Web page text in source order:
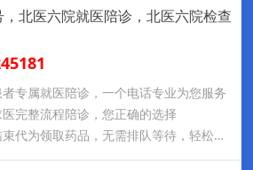
北医六院就医陪诊，北医六院检查
专属就医陪诊，一个电话专业为您服务
完整流程陪诊，您正确的选择
北京北医六院就诊结束代为领取药品，无需排队等待，轻松就诊